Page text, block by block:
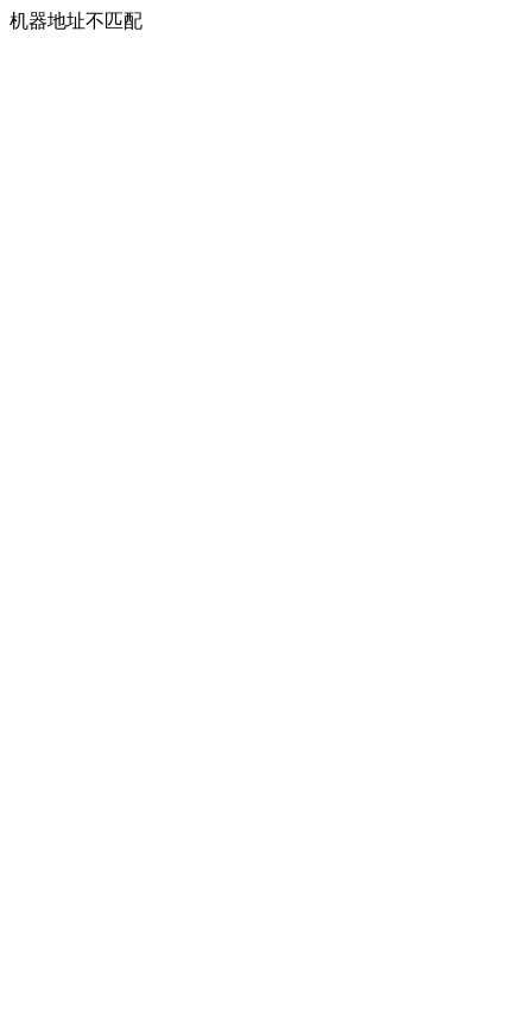
机器地址不匹配